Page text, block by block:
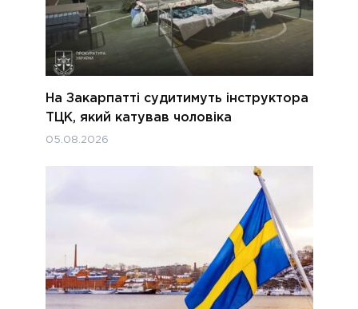
На Закарпатті судитимуть інструктора
ТЦК, який катував чоловіка
05.08.2026